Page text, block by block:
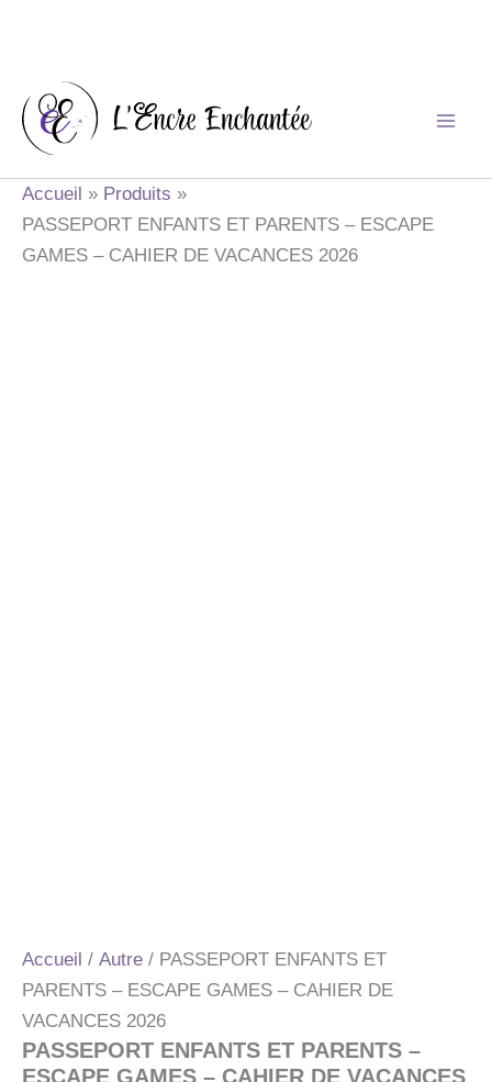
contenu
Accueil
Produits
PASSEPORT ENFANTS ET PARENTS – ESCAPE
GAMES – CAHIER DE VACANCES 2026
Accueil / Autre / PASSEPORT ENFANTS ET
PARENTS – ESCAPE GAMES – CAHIER DE
VACANCES 2026
PASSEPORT ENFANTS ET PARENTS –
ESCAPE GAMES – CAHIER DE VACANCES